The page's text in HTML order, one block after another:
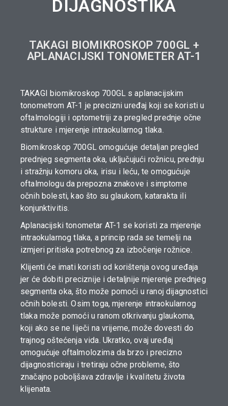
DIJAGNOSTIKA
TAKAGI BIOMIKROSKOP 700GL +
APLANACIJSKI TONOMETER AT-1
TAKAGI biomikroskop 700GL s aplanacijskim
tonometrom AT-1 je precizni uređaj koji se koristi u
oftalmologiji i optometriji za pregled prednje očne
strukture i mjerenje intraokularnog tlaka.
Biomikroskop 700GL omogućuje detaljan pregled
prednjeg segmenta oka, uključujući rožnicu, prednju
i stražnju komoru oka, irisu i leću, te omogućuje
oftalmologu da prepozna znakove i simptome
očnih bolesti, kao što su glaukom, katarakta ili
konjunktivitis.
Aplanacijski tonometar AT-1 se koristi za mjerenje
intraokularnog tlaka, a princip rada se temelji na
izmjeri pritiska potrebnog za izbočenje rožnice.
Klijenti će imati koristi od korištenja ovog uređaja
jer će dobiti preciznije i detaljnije mjerenje prednjeg
segmenta oka, što može pomoći u ranoj dijagnostici
očnih bolesti. Osim toga, mjerenje intraokularnog
tlaka može pomoći u ranom otkrivanju glaukoma,
koji ako se ne liječi na vrijeme, može dovesti do
trajnog oštećenja vida. Ukratko, ovaj uređaj
omogućuje oftalmolozima da brzo i precizno
dijagnosticiraju i tretiraju očne probleme, što
značajno poboljšava zdravlje i kvalitetu života
klijenata.